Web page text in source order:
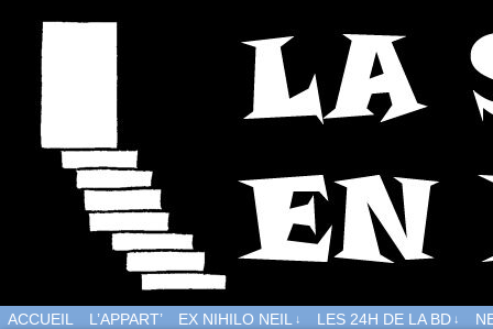
ACCUEIL L’APPART’ EX NIHILO NEIL ↓ LES 24H DE LA BD ↓